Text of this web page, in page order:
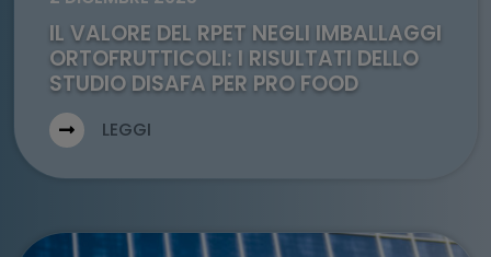
IL VALORE DEL RPET NEGLI IMBALLAGGI
ORTOFRUTTICOLI: I RISULTATI DELLO
STUDIO DISAFA PER PRO FOOD
LEGGI